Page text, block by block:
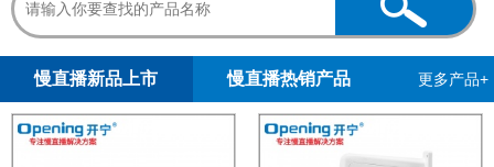
慢直播新品上市 慢直播热销产品 更多产品+